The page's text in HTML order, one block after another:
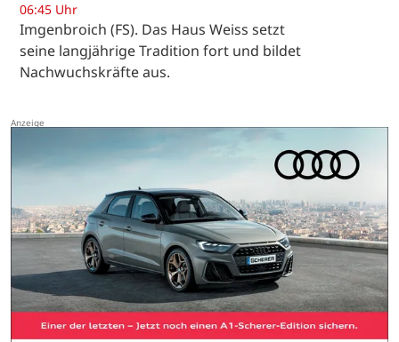
06:45 Uhr
Imgenbroich (FS). Das Haus Weiss setzt
seine langjährige Tradition fort und bildet
Nachwuchskräfte aus.